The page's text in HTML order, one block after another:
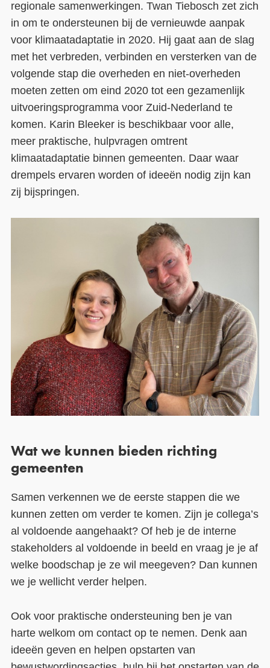
regionale samenwerkingen. Twan Tiebosch zet zich
in om te ondersteunen bij de vernieuwde aanpak
voor klimaatadaptatie in 2020. Hij gaat aan de slag
met het verbreden, verbinden en versterken van de
volgende stap die overheden en niet-overheden
moeten zetten om eind 2020 tot een gezamenlijk
uitvoeringsprogramma voor Zuid-Nederland te
komen. Karin Bleeker is beschikbaar voor alle,
meer praktische, hulpvragen omtrent
klimaatadaptatie binnen gemeenten. Daar waar
drempels ervaren worden of ideeën nodig zijn kan
zij bijspringen.
Wat we kunnen bieden richting
gemeenten
Samen verkennen we de eerste stappen die we
kunnen zetten om verder te komen. Zijn je collega’s
al voldoende aangehaakt? Of heb je de interne
stakeholders al voldoende in beeld en vraag je je af
welke boodschap je ze wil meegeven? Dan kunnen
we je wellicht verder helpen.
Ook voor praktische ondersteuning ben je van
harte welkom om contact op te nemen. Denk aan
ideeën geven en helpen opstarten van